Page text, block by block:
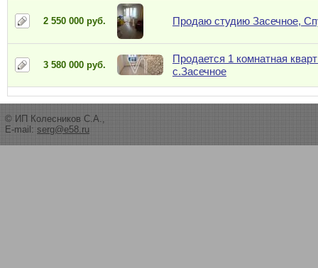
2 550 000 руб. Продаю студию Засечное,
3 580 000 руб.
Продается 1 комнатная
с.Засечное
© ИП Колесников С.А.,
E-mail: serg@e58.ru